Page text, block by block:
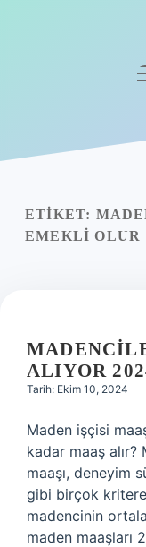
Yasal Uyarı
ETIKET:
EMEKLI OLUR
ALIYOR
Tarih: Ekim 10, 2024
Maden işçisi
kadar maaş
maaşı, deneyim
gibi birçok kritere
madencinin
maden maaşları